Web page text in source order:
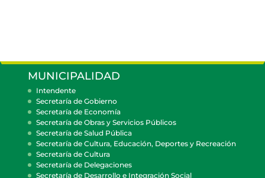
MUNICIPALIDAD
Intendente
Secretaría de Gobierno
Secretaría de Economía
Secretaría de Obras y Servicios Públicos
Secretaría de Salud Pública
Secretaría de Cultura, Educación, Deportes y Recreación
Secretaría de Cultura
Secretaría de Delegaciones
Secretaría de Desarrollo e Integración Social